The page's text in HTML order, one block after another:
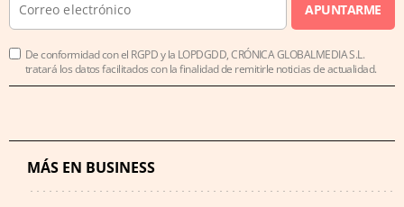
APUNTARME
De conformidad con el RGPD y la LOPDGDD, CRÓNICA GLOBALMEDIA S.L.
tratará los datos facilitados con la finalidad de remitirle noticias de actualidad.
MÁS EN BUSINESS